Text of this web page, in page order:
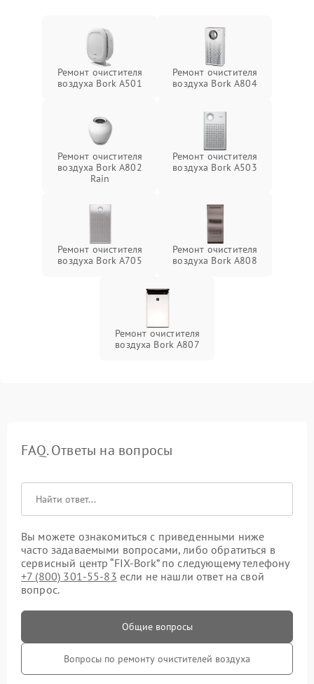
Ремонт очистителя
воздуха Bork A501
Ремонт очистителя
воздуха Bork A804
Ремонт очистителя
воздуха Bork A802
Rain
Ремонт очистителя
воздуха Bork А503
Ремонт очистителя
воздуха Bork А705
Ремонт очистителя
воздуха Bork А808
Ремонт очистителя
воздуха Bork А807
FAQ. Ответы на вопросы
Вы можете ознакомиться с приведенными ниже
часто задаваемыми вопросами, либо обратиться в
сервисный центр “FIX-Bork” по следующему телефону
+7 (800) 301-55-83 если не нашли ответ на свой
вопрос.
Общие вопросы
Вопросы по ремонту очистителей воздуха